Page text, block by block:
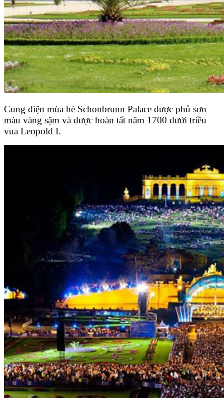
Cung điện mùa hè Schonbrunn Palace được phủ sơn
màu vàng sậm và được hoàn tất năm 1700 dưới triều
vua Leopold I.